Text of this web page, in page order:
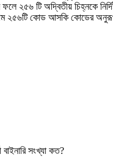
২৫৬ টি অদ্বিতীয় চিহ্নকে
২৫৬টি কোড আসকি কোডের
সংখ্যা কত?